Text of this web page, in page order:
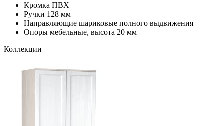
Кромка ПВХ
Ручки 128 мм
Направляющие шариковые полного выдвижения
Опоры мебельные, высота 20 мм
Коллекции